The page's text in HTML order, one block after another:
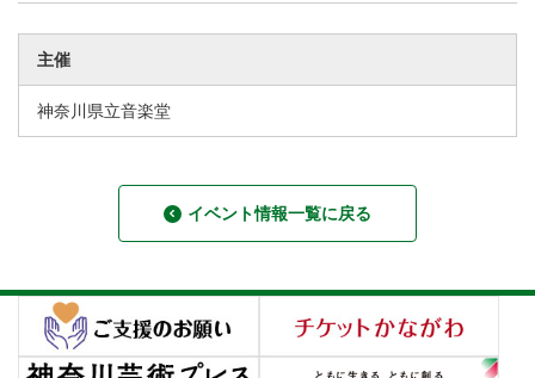
主催
神奈川県立音楽堂
イベント情報一覧に戻る